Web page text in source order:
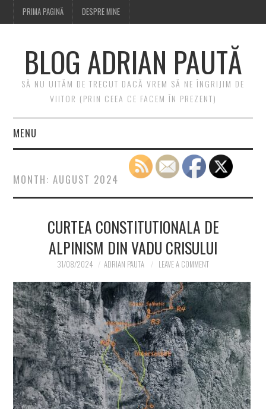
PRIMA PAGINĂ DESPRE MINE
BLOG ADRIAN PAUTĂ
SĂ NU UITĂM DE TRECUT DACĂ VREM SĂ NE ÎNGRIJIM DE
VIITOR (PRIN CEEA CE FACEM ÎN PREZENT)
MENU
DESPRE MINE
MONTH:AUGUST 2024
CURTEA CONSTITUTIONALA DE
ALPINISM DIN VADU CRISULUI
31/08/2024 ADRIAN PAUTA LEAVE A COMMENT